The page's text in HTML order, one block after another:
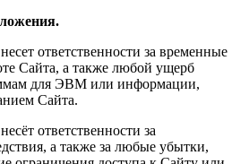
ответственности за временные
Сайта, а также любой ущерб
для ЭВМ или информации,
Сайта.
ответственности за
а также за любые убытки,